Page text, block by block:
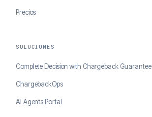
Precios
SOLUCIONES
Complete Decision with Chargeback Guarantee
ChargebackOps
AI Agents Portal